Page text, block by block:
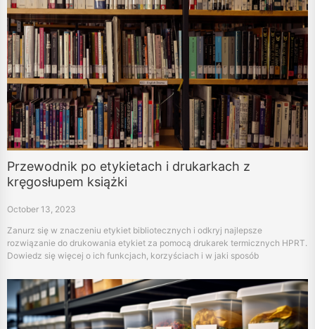
Przewodnik po etykietach i drukarkach z
kręgosłupem książki
October 13, 2023
Zanurz się w znaczeniu etykiet bibliotecznych i odkryj najlepsze
rozwiązanie do drukowania etykiet za pomocą drukarek termicznych HPRT.
Dowiedz się więcej o ich funkcjach, korzyściach i w jaki sposób